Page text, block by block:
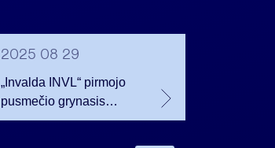
2025 08 29
„Invalda INVL“ pirmojo
pusmečio grynasis
pelnas išaugo 1,5 karto